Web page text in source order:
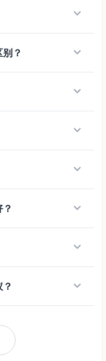
keyboard_arrow_down
？ keyboard_arrow_down
keyboard_arrow_down
keyboard_arrow_down
keyboard_arrow_down
keyboard_arrow_down
keyboard_arrow_down
keyboard_arrow_down